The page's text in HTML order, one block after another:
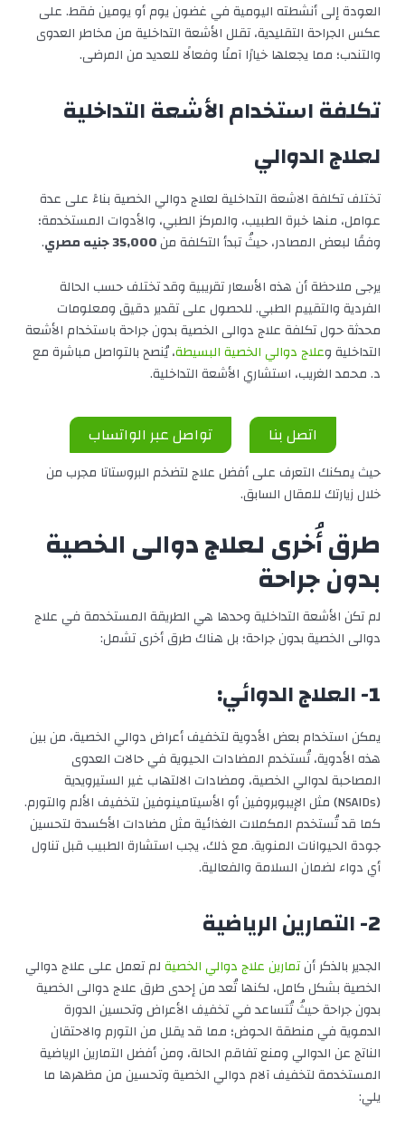
العودة إلى أنشطته اليومية في غضون يوم أو يومين فقط. على
عكس الجراحة التقليدية، تقلل الأشعة التداخلية من مخاطر العدوى
والتندب؛ مما يجعلها خيارًا آمنًا وفعالًا للعديد من المرضى.
تكلفة استخدام الأشعة التداخلية
لعلاج الدوالي
تختلف تكلفة الاشعة التداخلية لعلاج دوالي الخصية بناءً على عدة
عوامل، منها خبرة الطبيب، والمركز الطبي، والأدوات المستخدمة؛
وفقًا لبعض المصادر، حيثُ تبدأ التكلفة من
.
يرجى ملاحظة أن هذه الأسعار تقريبية وقد تختلف حسب الحالة
الفردية والتقييم الطبي. للحصول على تقدير دقيق ومعلومات
محدثة حول تكلفة علاج دوالى الخصية بدون جراحة باستخدام الأشعة
التداخلية وعلاج دوالي الخصية البسيطة، يُنصح بالتواصل مباشرة مع
د. محمد الغريب، استشاري الأشعة التداخلية.
اتصل بنا تواصل عبر الواتساب
حيث يمكنك التعرف علىأفضل علاج لتضخم البروستاتا مجرب من
خلال زيارتك للمقال السابق.
طرق أُخرى لعلاج دوالى الخصية
بدون جراحة
لم تكن الأشعة التداخلية وحدها هي الطريقة المستخدمة في علاج
دوالى الخصية بدون جراحة؛ بل هناك طرق أخرى تشمل:
1- العلاج الدوائي:
يمكن استخدام بعض الأدوية لتخفيف أعراض دوالي الخصية، من بين
هذه الأدوية، تُستخدم المضادات الحيوية في حالات العدوى
المصاحبة لدوالي الخصية، ومضادات الالتهاب غير الستيرويدية
(NSAIDs) مثل الإيبوبروفين أو الأسيتامينوفين لتخفيف الألم والتورم.
كما قد تُستخدم المكملات الغذائية مثل مضادات الأكسدة لتحسين
جودة الحيوانات المنوية. مع ذلك، يجب استشارة الطبيب قبل تناول
أي دواء لضمان السلامة والفعالية.
2- التمارين الرياضية
الجدير بالذكر أنتمارين علاج دوالي الخصيةلم تعمل على علاج دوالي
الخصية بشكل كامل، لكنها تُعد من إحدى طرق علاج دوالى الخصية
بدون جراحة حيثُ تُتساعد في تخفيف الأعراض وتحسين الدورة
الدموية في منطقة الحوض؛ مما قد يقلل من التورم والاحتقان
الناتج عن الدوالي ومنع تفاقم الحالة، ومن أفضل التمارين الرياضية
المستخدمة لتخفيف آلام دوالي الخصية وتحسين من مظهرها ما
يلي: